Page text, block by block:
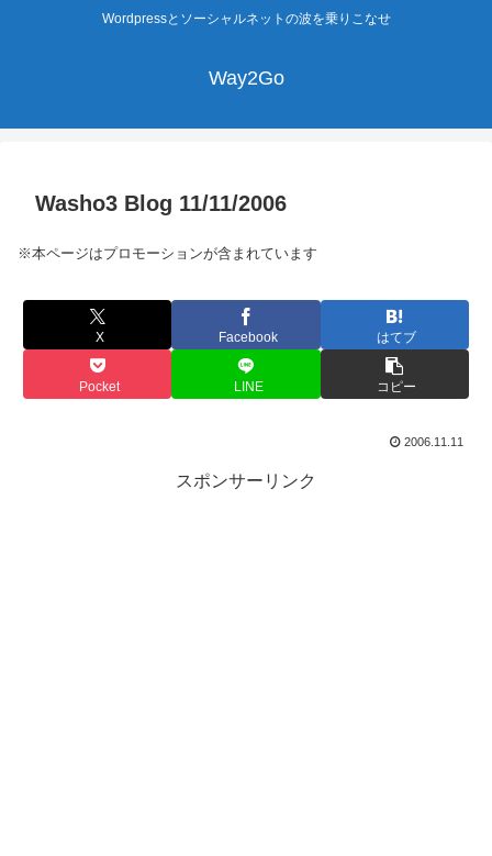
Wordpressとソーシャルネットの波を乗りこなせ
Way2Go
Washo3 Blog 11/11/2006
※本ページはプロモーションが含まれています
X Facebook はてブ
Pocket LINE コピー
2006.11.11
スポンサーリンク